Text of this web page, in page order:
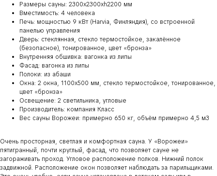
Размеры сауны: 2300х2300хh2200 мм
Вместимость: 4 человека
Печь: мощностью 9 кВт (Harvia, Финляндия), со встроенной
панелью управления
Дверь: стеклянная, стекло термостойкое, закалённое
(безопасное), тонированное, цвет «бронза»
Внутренняя обшивка: вагонка из липы
Фасад: вагонка из липы
Полоки: из абаши
Окна: 2 окна, 1100х500 мм, стекло термостойкое, тонированное,
цвет «бронза»
Освещение: 2 светильника, угловые
Производитель: компания Класс
Вес сауны Ворожеи: примерно 650 кг, объём примерно 4,5 м3
Очень просторная, светлая и комфортная сауна. У «Ворожеи»
пятигранный, почти круглый, фасад, что позволяет сауне не
загораживать проход. Угловое расположение полков. Нижний полок
задвижной. Расположение окон позволяет наблюдать за парильщиками.